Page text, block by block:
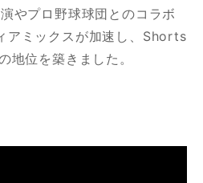
やプロ野球球団とのコラボ
アミックスが加速し、Shorts
地位を築きました。